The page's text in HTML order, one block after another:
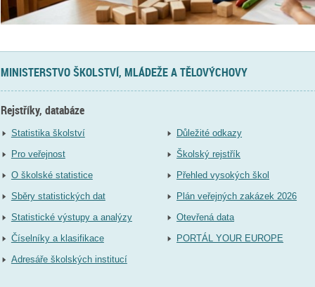
MINISTERSTVO ŠKOLSTVÍ, MLÁDEŽE A TĚLOVÝCHOVY
Rejstříky, databáze
Statistika školství
Pro veřejnost
O školské statistice
Sběry statistických dat
Statistické výstupy a analýzy
Číselníky a klasifikace
Adresáře školských institucí
Důležité odkazy
Školský rejstřík
Přehled vysokých škol
Plán veřejných zakázek 2026
Otevřená data
PORTÁL YOUR EUROPE